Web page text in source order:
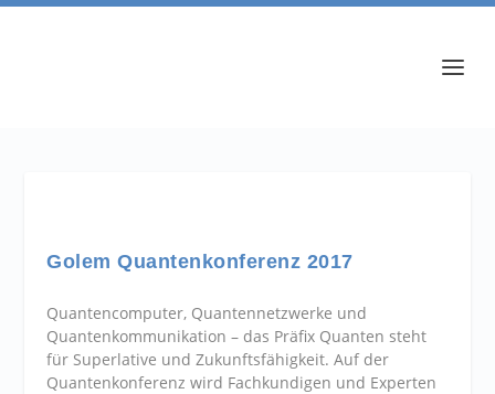
Golem Quantenkonferenz 2017
Quantencomputer, Quantennetzwerke und
Quantenkommunikation – das Präfix Quanten steht
für Superlative und Zukunftsfähigkeit. Auf der
Quantenkonferenz wird Fachkundigen und Experten